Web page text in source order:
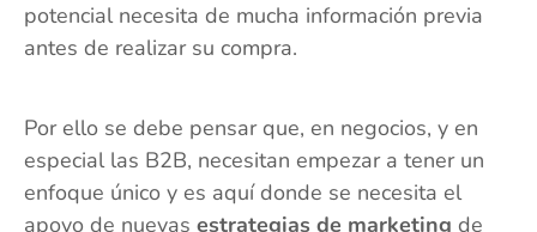
potencial necesita de mucha información previa
antes de realizar su compra.
Por ello se debe pensar que, en negocios, y en
especial las B2B, necesitan empezar a tener un
enfoque único y es aquí donde se necesita el
apoyo de nuevas estrategias de marketing de